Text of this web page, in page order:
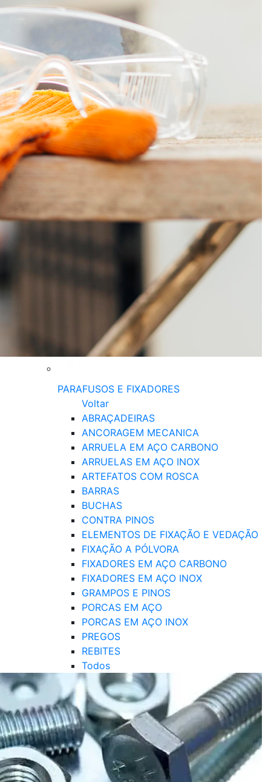
PARAFUSOS E FIXADORES
Voltar
ABRAÇADEIRAS
ANCORAGEM MECANICA
ARRUELA EM AÇO CARBONO
ARRUELAS EM AÇO INOX
ARTEFATOS COM ROSCA
BARRAS
BUCHAS
CONTRA PINOS
ELEMENTOS DE FIXAÇÃO E VEDAÇÃO
FIXAÇÃO A PÓLVORA
FIXADORES EM AÇO CARBONO
FIXADORES EM AÇO INOX
GRAMPOS E PINOS
PORCAS EM AÇO
PORCAS EM AÇO INOX
PREGOS
REBITES
Todos